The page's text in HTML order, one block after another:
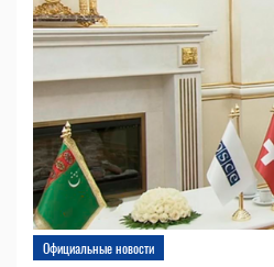
Официальные новости